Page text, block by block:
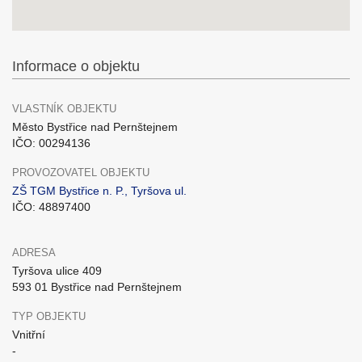
Informace o objektu
VLASTNÍK OBJEKTU
Město Bystřice nad Pernštejnem
IČO: 00294136
PROVOZOVATEL OBJEKTU
ZŠ TGM Bystřice n. P., Tyršova ul.
IČO: 48897400
ADRESA
Tyršova ulice 409
593 01 Bystřice nad Pernštejnem
TYP OBJEKTU
Vnitřní
-